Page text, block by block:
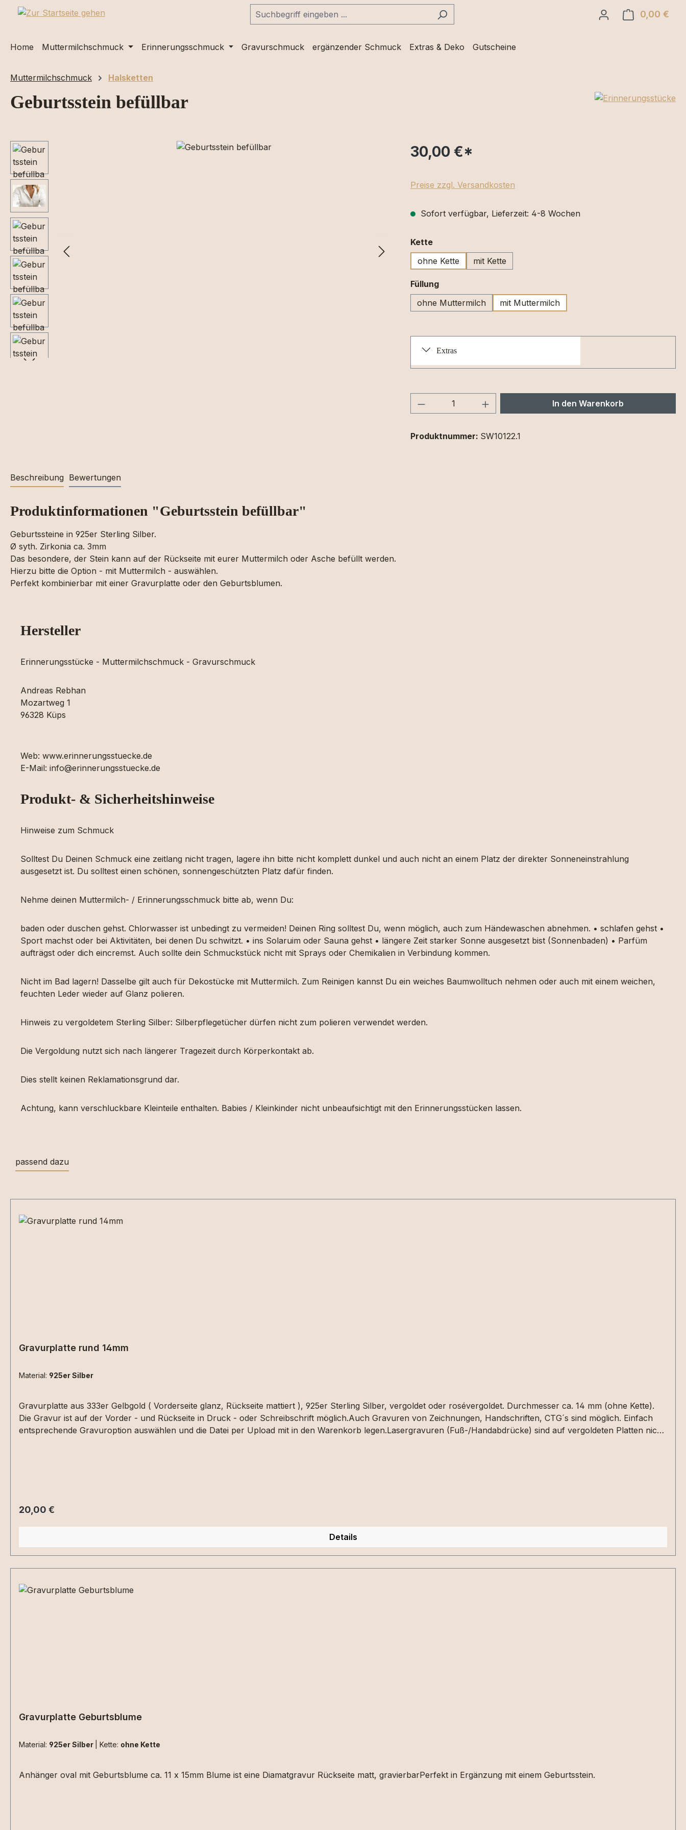
Hauptinhalt springen
Zur Suche springen
Zur Hauptnavigation springen 0,00 €
Home Muttermilchschmuck Erinnerungsschmuck Gravurschmuck ergänzender Schmuck Extras & Deko Gutscheine
Muttermilchschmuck Halsketten
Geburtsstein befüllbar
Bildergalerie überspringen 30,00 €*
Preise zzgl. Versandkosten
Sofort verfügbar, Lieferzeit: 4-8 Wochen
Ketteauswählen
ohne Kette
mit Kette
Füllungauswählen
ohne Muttermilch
mit Muttermilch
Extras
Produkt Anzahl: Gib den gewünschten Wert
In den Warenkorb
Produktnummer: SW10122.1
Beschreibung Bewertungen
Produktinformationen "Geburtsstein befüllbar"
Geburtssteine in 925er Sterling Silber.
Ø syth. Zirkonia ca. 3mm
Das besondere, der Stein kann auf der Rückseite mit eurer Muttermilch oder Asche befüllt werden.
Hierzu bitte die Option - mit Muttermilch - auswählen.
Perfekt kombinierbar mit einer Gravurplatte oder den Geburtsblumen.
Hersteller
Erinnerungsstücke - Muttermilchschmuck - Gravurschmuck
Andreas Rebhan
Mozartweg 1
96328 Küps
Web: www.erinnerungsstuecke.de
E-Mail: info@erinnerungsstuecke.de
Produkt- & Sicherheitshinweise
Hinweise zum Schmuck
Solltest Du Deinen Schmuck eine zeitlang nicht tragen, lagere ihn bitte nicht komplett dunkel und auch nicht an einem Platz der direkter Sonneneinstrahlung
ausgesetzt ist. Du solltest einen schönen, sonnengeschützten Platz dafür finden.
Nehme deinen Muttermilch- / Erinnerungsschmuck bitte ab, wenn Du:
baden oder duschen gehst. Chlorwasser ist unbedingt zu vermeiden! Deinen Ring solltest Du, wenn möglich, auch zum Händewaschen abnehmen. • schlafen gehst •
Sport machst oder bei Aktivitäten, bei denen Du schwitzt. • ins Solaruim oder Sauna gehst • längere Zeit starker Sonne ausgesetzt bist (Sonnenbaden) • Parfüm
aufträgst oder dich eincremst. Auch sollte dein Schmuckstück nicht mit Sprays oder Chemikalien in Verbindung kommen.
Nicht im Bad lagern! Dasselbe gilt auch für Dekostücke mit Muttermilch. Zum Reinigen kannst Du ein weiches Baumwolltuch nehmen oder auch mit einem weichen,
feuchten Leder wieder auf Glanz polieren.
Hinweis zu vergoldetem Sterling Silber: Silberpflegetücher dürfen nicht zum polieren verwendet werden.
Die Vergoldung nutzt sich nach längerer Tragezeit durch Körperkontakt ab.
Dies stellt keinen Reklamationsgrund dar.
Achtung, kann verschluckbare Kleinteile enthalten. Babies / Kleinkinder nicht unbeaufsichtigt mit den Erinnerungsstücken lassen.
passend dazu
Gravurplatte rund 14mm
Material: 925er Silber
Gravurplatte aus 333er Gelbgold ( Vorderseite glanz, Rückseite mattiert ), 925er Sterling Silber, vergoldet oder rosévergoldet. Durchmesser ca. 14 mm (ohne Kette).
Die Gravur ist auf der Vorder - und Rückseite in Druck - oder Schreibschrift möglich.Auch Gravuren von Zeichnungen, Handschriften, CTG´s sind möglich. Einfach
entsprechende Gravuroption auswählen und die Datei per Upload mit in den Warenkorb legen.Lasergravuren (Fuß-/Handabdrücke) sind auf vergoldeten Platten nicht
Regulärer Preis:
20,00 €
Details
Gravurplatte Geburtsblume
Material: 925er Silber Kette: ohne Kette
Anhänger oval mit Geburtsblume ca. 11 x 15mm Blume ist eine Diamatgravur Rückseite matt, gravierbarPerfekt in Ergänzung mit einem Geburtsstein.